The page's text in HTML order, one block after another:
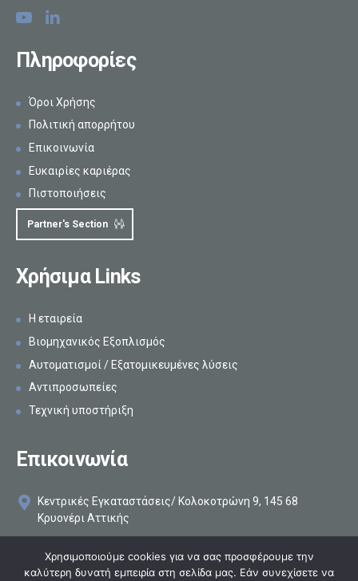
Πληροφορίες
Όροι Χρήσης
Πολιτική απορρήτου
Επικοινωνία
Ευκαιρίες καριέρας
Πιστοποιήσεις
Partner's Section
Χρήσιμα Links
Η εταιρεία
Βιομηχανικός Εξοπλισμός
Αυτοματισμοί / Εξατομικευμένες λύσεις
Αντιπροσωπείες
Τεχνική υποστήριξη
Επικοινωνία
Κεντρικές Εγκαταστάσεις/ Κολοκοτρώνη 9, 145 68
Κρυονέρι Αττικής
info@makelis.com
Χρησιμοποιούμε cookies για να σας προσφέρουμε την
καλύτερη δυνατή εμπειρία στη σελίδα μας. Εάν συνεχίσετε να